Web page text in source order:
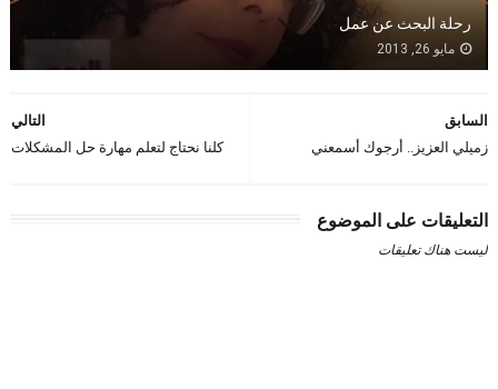
رحلة البحث عن عمل
مايو 26, 2013
التالي
كلنا نحتاج لتعلم مهارة حل المشكلات
السابق
زميلي العزيز.. أرجوك أسمعني
التعليقات على الموضوع
ليست هناك تعليقات